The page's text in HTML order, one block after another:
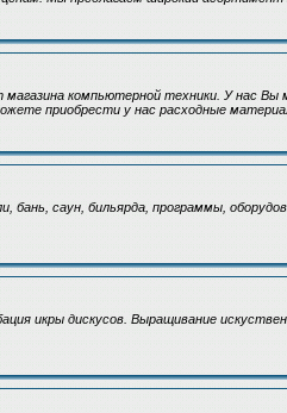
компьютерной техники. У нас
приобрести у нас расходные
саун, бильярда, программы,
икры дискусов. Выращивание